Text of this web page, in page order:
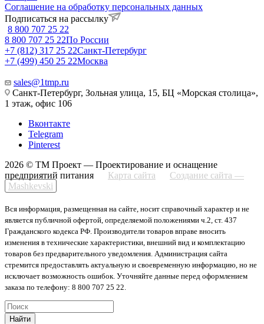
Соглашение на обработку персональных данных
Подписаться на рассылку
8 800 707 25 22
8 800 707 25 22По России
+7 (812) 317 25 22Санкт-Петербург
+7 (499) 450 25 22Москва
sales@1tmp.ru
Санкт-Петербург, Зольная улица, 15, БЦ «Морская столица»,
1 этаж, офис 106
Вконтакте
Telegram
Pinterest
2026 © ТМ Проект — Проектирование и оснащение
предприятий питания
Карта сайта
Создание сайта —
Mashkevski
Вся информация, размещенная на сайте, носит справочный характер и не
является публичной офертой, определяемой положениями ч.2, ст. 437
Гражданского кодекса РФ. Производители товаров вправе вносить
изменения в технические характеристики, внешний вид и комплектацию
товаров без предварительного уведомления. Администрация сайта
стремится предоставлять актуальную и своевременную информацию, но не
исключает возможность ошибок. Уточняйте данные перед оформлением
заказа по телефону: 8 800 707 25 22.
Найти